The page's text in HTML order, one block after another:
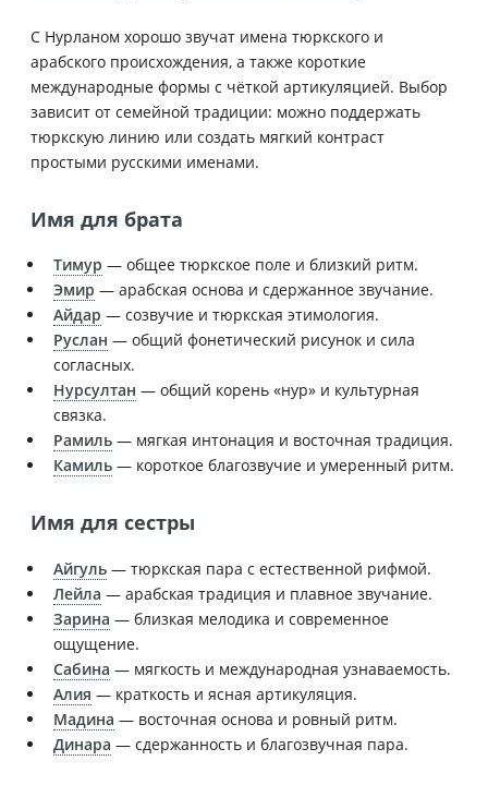
С Нурланом хорошо звучат имена тюркского и
арабского происхождения, а также короткие
международные формы с чёткой артикуляцией. Выбор
зависит от семейной традиции: можно поддержать
тюркскую линию или создать мягкий контраст
простыми русскими именами.
Имя для брата
Тимур — общее тюркское поле и близкий ритм.
Эмир — арабская основа и сдержанное звучание.
Айдар — созвучие и тюркская этимология.
Руслан — общий фонетический рисунок и сила
согласных.
Нурсултан — общий корень «нур» и культурная
связка.
Рамиль — мягкая интонация и восточная традиция.
Камиль — короткое благозвучие и умеренный ритм.
Имя для сестры
Айгуль — тюркская пара с естественной рифмой.
Лейла — арабская традиция и плавное звучание.
Зарина — близкая мелодика и современное
ощущение.
Сабина — мягкость и международная узнаваемость.
Алия — краткость и ясная артикуляция.
Мадина — восточная основа и ровный ритм.
Динара — сдержанность и благозвучная пара.